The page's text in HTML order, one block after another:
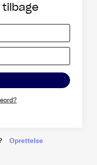
Oprettelse